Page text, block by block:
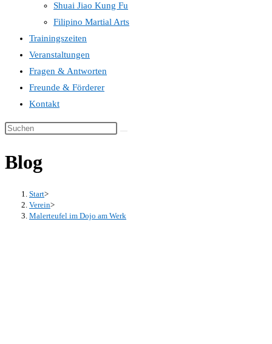
Shuai Jiao Kung Fu
Filipino Martial Arts
Trainingszeiten
Veranstaltungen
Fragen & Antworten
Freunde & Förderer
Kontakt
Blog
Start>
Verein>
Malerteufel im Dojo am Werk